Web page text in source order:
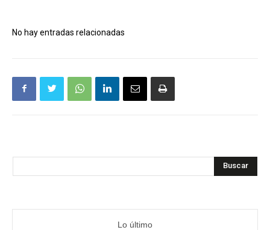
No hay entradas relacionadas
Buscar
Lo último